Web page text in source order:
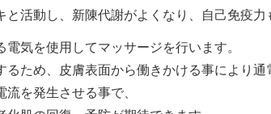
活動し、新陳代謝がよくなり、自己免疫力
気を使用してマッサージを行います。
ため、皮膚表面から働きかける事により通
を発生させる事で、